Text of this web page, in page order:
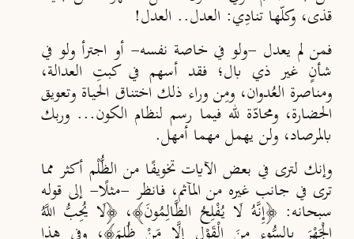
قذى، وكلّها تنادِي: العدل.. العدل!
فمن لم يعدل -ولو في خاصة نفسه- أو اجترأ ولو في
شأنٍ غير ذي بال؛ فقد أسهم في كبتِ العدالة،
ومناصرة العدوان، ومِن وراء ذلك اختناق الحياة وتعويق
الحضارة، ومحادّة لله فيما رسم لنظام الكون... وربك
بالمرصاد، ولن يهمل مهما أمهل.
وإنك لترى في بعض الآيات تخويفًا من الظُّلْم أكثر مما
ترى في جانب غيره من المآثم، فانظر -مثلًا- إلى قوله
سبحانه: ﴿إِنَّهُ لَا يُفْلِحُ الظَّالِمُونَ﴾، ﴿لَا يُحِبُّ اللَّهُ